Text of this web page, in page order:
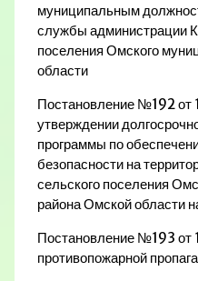
муниципальным
службы администрации
поселения Омского
области
Постановление №192 от
утверждении
программы по
безопасности на
сельского поселения
района Омской области
Постановление №193 от
противопожарной